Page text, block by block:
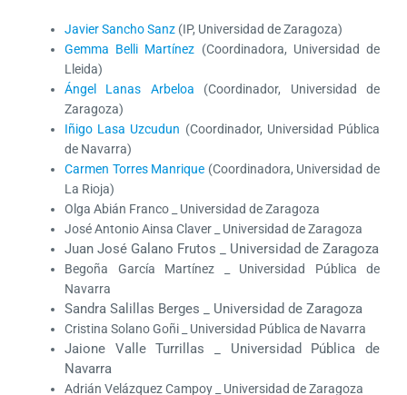
Javier Sancho Sanz (IP, Universidad de Zaragoza)
Gemma Belli Martínez (Coordinadora, Universidad de
Lleida)
Ángel Lanas Arbeloa (Coordinador, Universidad de
Zaragoza)
Iñigo Lasa Uzcudun (Coordinador, Universidad Pública
de Navarra)
Carmen Torres Manrique (Coordinadora, Universidad de
La Rioja)
Olga Abián Franco _ Universidad de Zaragoza
José Antonio Ainsa Claver _ Universidad de Zaragoza
Juan José Galano Frutos _ Universidad de Zaragoza
Begoña García Martínez _ Universidad Pública de
Navarra
Sandra Salillas Berges _ Universidad de Zaragoza
Cristina Solano Goñi _ Universidad Pública de Navarra
Jaione Valle Turrillas _ Universidad Pública de
Navarra
Adrián Velázquez Campoy _ Universidad de Zaragoza